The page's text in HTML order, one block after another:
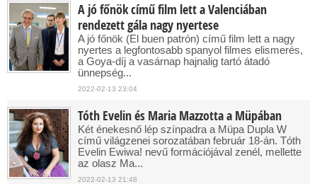
A jó főnök című film lett a Valenciában
rendezett gála nagy nyertese
A jó főnök (El buen patrón) című film lett a nagy
nyertes a legfontosabb spanyol filmes elismerés,
a Goya-díj a vasárnap hajnalig tartó átadó
ünnepség...
2022-02-13 23:04
Tóth Evelin és Maria Mazzotta a Müpában
Két énekesnő lép színpadra a Müpa Dupla W
című világzenei sorozatában február 18-án. Tóth
Evelin Ewiwa! nevű formációjával zenél, mellette
az olasz Ma...
2022-02-13 21:48